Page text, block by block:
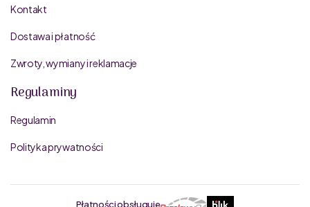
Kontakt
Dostawa i płatność
Zwroty, wymiany i reklamacje
Regulaminy
Regulamin
Polityka prywatności
Płatności obsługuje